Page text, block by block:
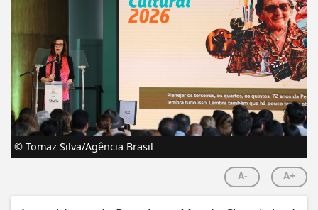
© Tomaz Silva/Agência Brasil
A- A+